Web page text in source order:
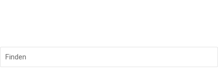
Finden